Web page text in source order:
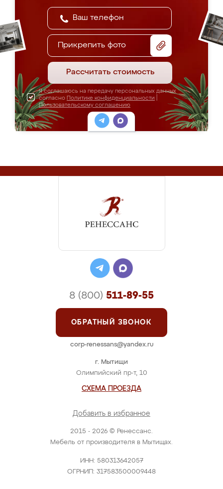
Цена: от 48 000 руб.
ПОДРОБНЕЕ
Шкаф-купе "Куфониси"
Цена: от 51 000 руб.
Цена: от 39 000 руб.
ПОДРОБНЕЕ